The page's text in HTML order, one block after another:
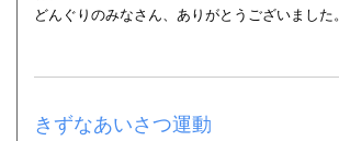
どんぐりのみなさん、ありがとうございました。
きずなあいさつ運動